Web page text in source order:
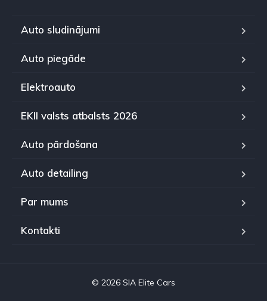
Auto sludinājumi
Auto piegāde
Elektroauto
EKII valsts atbalsts 2026
Auto pārdošana
Auto detailing
Par mums
Kontakti
© 2026 SIA Elite Cars